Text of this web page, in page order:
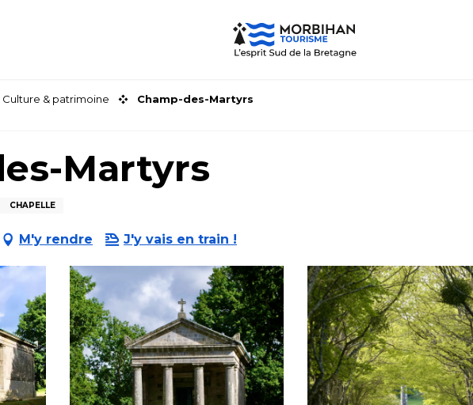
Culture & patrimoine Champ-des-Martyrs
Martyrs
CHAPELLE
M'y rendre J'y vais en train !